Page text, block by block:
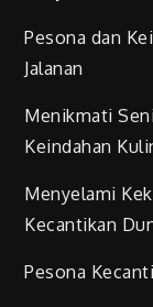
Pesona dan
Jalanan
Menikmati
Keindahan
Menyelami
Kecantikan
Pesona